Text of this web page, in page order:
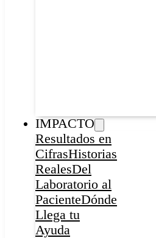
IMPACTO
Resultados en
CifrasHistorias
RealesDel
Laboratorio al
PacienteDónde
Llega tu
Ayuda